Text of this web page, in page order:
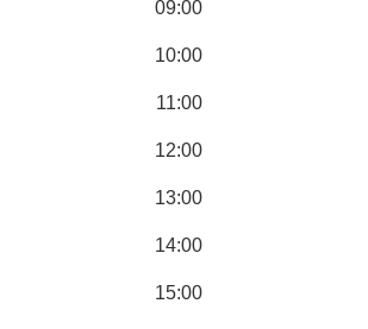
09:00
10:00
11:00
12:00
13:00
14:00
15:00